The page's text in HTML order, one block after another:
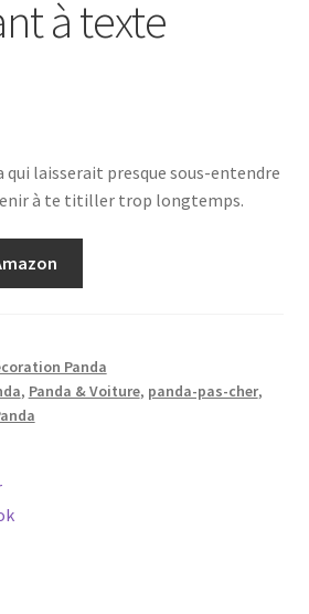
à texte
laisserait presque sous-entendre
à te titiller trop longtemps.
Panda
, Panda & Voiture, panda-pas-cher,